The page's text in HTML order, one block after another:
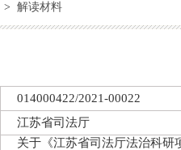
> 解读材料
014000422/2021-00022
江苏省司法厅
关于《江苏省司法厅法治科研